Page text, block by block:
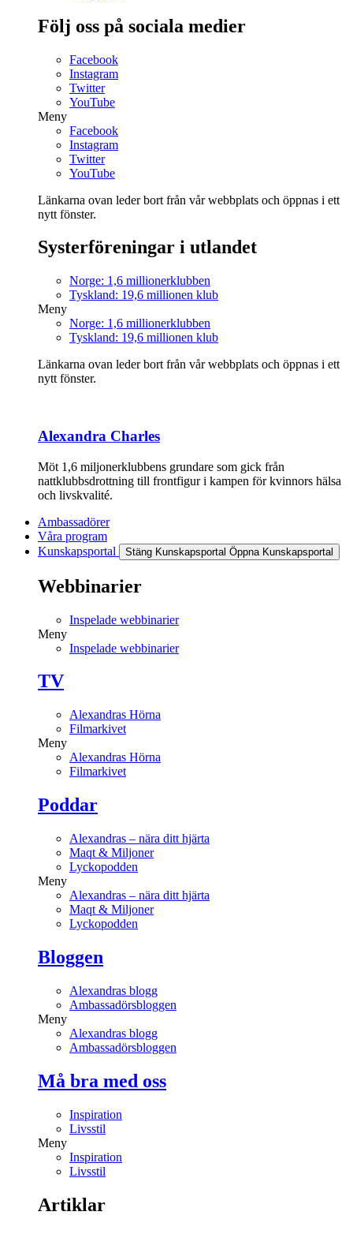
Följ oss på sociala medier
Facebook
Instagram
Twitter
YouTube
Meny
Facebook
Instagram
Twitter
YouTube
Länkarna ovan leder bort från vår webbplats och öppnas i ett
nytt fönster.
Systerföreningar i utlandet
Norge: 1,6 millionerklubben
Tyskland: 19,6 millionen klub
Meny
Norge: 1,6 millionerklubben
Tyskland: 19,6 millionen klub
Länkarna ovan leder bort från vår webbplats och öppnas i ett
nytt fönster.
Alexandra Charles
Möt 1,6 miljonerklubbens grundare som gick från
nattklubbsdrottning till frontfigur i kampen för kvinnors hälsa
och livskvalité.
Ambassadörer
Våra program
Kunskapsportal
Stäng Kunskapsportal Öppna Kunskapsportal
Webbinarier
Inspelade webbinarier
Meny
Inspelade webbinarier
TV
Alexandras Hörna
Filmarkivet
Meny
Alexandras Hörna
Filmarkivet
Poddar
Alexandras – nära ditt hjärta
Maqt & Miljoner
Lyckopodden
Meny
Alexandras – nära ditt hjärta
Maqt & Miljoner
Lyckopodden
Bloggen
Alexandras blogg
Ambassadörsbloggen
Meny
Alexandras blogg
Ambassadörsbloggen
Må bra med oss
Inspiration
Livsstil
Meny
Inspiration
Livsstil
Artiklar